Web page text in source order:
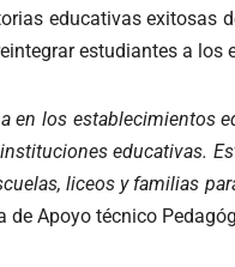
educativas exitosas
estudiantes a
en los establecimientos
educativas.
liceos y familias
Apoyo técnico